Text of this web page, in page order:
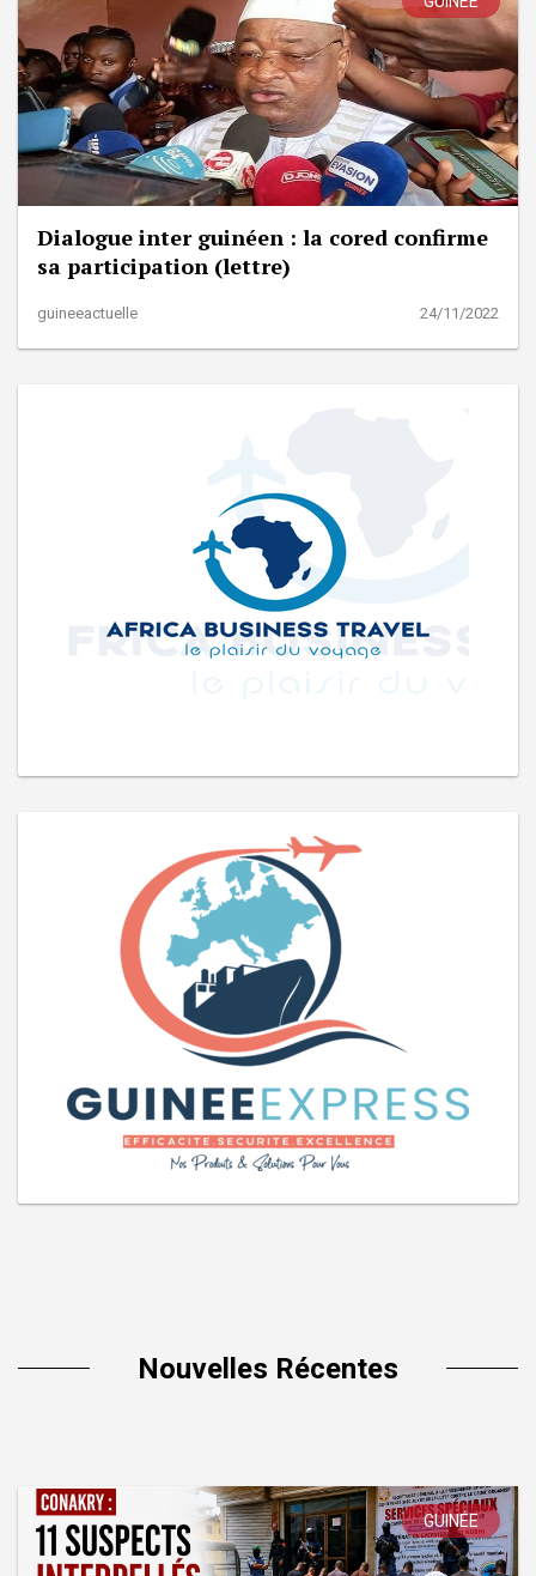
Dialogue inter guinéen : la cored confirme
sa participation (lettre)
guineeactuelle 24/11/2022
Nouvelles Récentes
GUINÉE